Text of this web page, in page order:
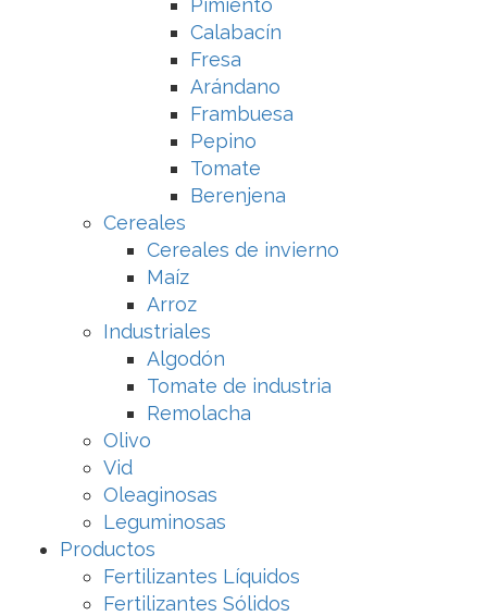
Pimiento
Calabacín
Fresa
Arándano
Frambuesa
Pepino
Tomate
Berenjena
Cereales
Cereales de invierno
Maíz
Arroz
Industriales
Algodón
Tomate de industria
Remolacha
Olivo
Vid
Oleaginosas
Leguminosas
Productos
Fertilizantes Líquidos
Fertilizantes Sólidos